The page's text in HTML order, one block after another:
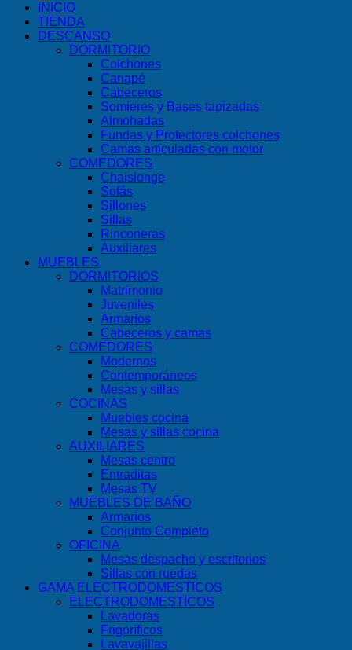
INICIO
TIENDA
DESCANSO
DORMITORIO
Colchones
Canapé
Cabeceros
Somieres y Bases tapizadas
Almohadas
Fundas y Protectores colchones
Camas articuladas con motor
COMEDORES
Chaislonge
Sofás
Sillones
Sillas
Rinconeras
Auxiliares
MUEBLES
DORMITORIOS
Matrimonio
Juveniles
Armarios
Cabeceros y camas
COMEDORES
Modernos
Contemporáneos
Mesas y sillas
COCINAS
Muebles cocina
Mesas y sillas cocina
AUXILIARES
Mesas centro
Entraditas
Mesas TV
MUEBLES DE BAÑO
Armarios
Conjunto Completo
OFICINA
Mesas despacho y escritorios
Sillas con ruedas
GAMA ELECTRODOMESTICOS
ELECTRODOMESTICOS
Lavadoras
Frigoríficos
Lavavajillas